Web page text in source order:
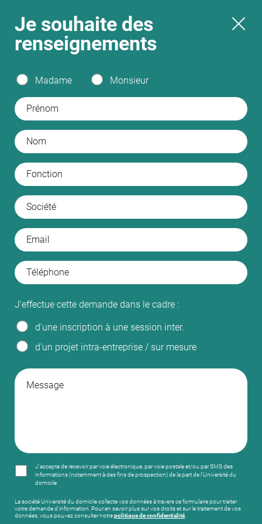
Je souhaite des
renseignements
Madame Monsieur
J'effectue cette demande dans le cadre :
d'une inscription à une session inter.
d'un projet intra-entreprise / sur mesure
J'accepte de recevoir par voie électronique, par voie postale et/ou par SMS des
informations (notamment à des fins de prospection) de la part de l'Université du
domicile.
La société Université du domicile collecte vos données à travers ce formulaire pour traiter
votre demande d’information. Pour en savoir plus sur vos droits et sur le traitement de vos
données, vous pouvez consulter notrepolitique de confidentialité.